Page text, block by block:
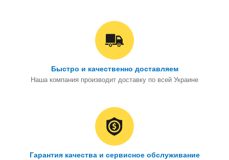
Быстро и качественно доставляем
Наша компания производит доставку по всей Украине
Гарантия качества и сервисное обслуживание